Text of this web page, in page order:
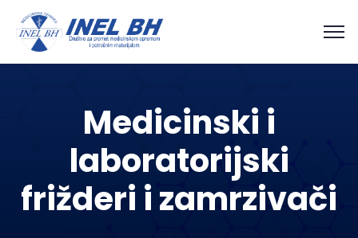
Medicinski i
laboratorijski
frižderi i zamrzivači